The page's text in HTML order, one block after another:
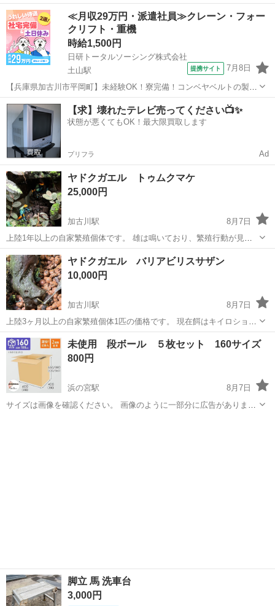
です。 雌雄判別不可です。 直接手渡し希望です。
兵庫 加古川市 加古川駅 その他
≪月収29万円・派遣社員≫クレーン・フォー
クリフト・重機
時給1,500円
日研トータルソーシング株式会社
土山駅
提携サイト 7月8日
【兵庫県加古川市平岡町】未経験OK！寮完備！コンベヤベルトの製造
《お仕事No.8A091》 お仕事について ベルトコンベアに使われるベル
ト部分のゴム製品の製造です。具体的には原料の投入や撹拌作業、ゴ
ムの圧着作業など機械のオ...
兵庫 加古川市 土山駅
【求】壊れたテレビ売ってください📺✨
状態が悪くてもOK！最大限買取します
プリフラ Ad
ヤドクガエル トゥムクマケ
25,000円
加古川駅
8月7日
上陸1年以上の自家繁殖個体です。 雄は鳴いており、繁殖行動が見ら
れペア確定です。 1匹の価格となりますが、ペアで¥40,000とします。
餌はトリニドショウジョウバエです。 直接手渡し希望です。 よろしく
お願いします。
兵庫 加古川市 加古川駅 その他 ヤドクガエル
ヤドクガエル バリアビリスサザン
10,000円
加古川駅
8月7日
上陸3ヶ月以上の自家繁殖個体1匹の価格です。 現在餌はキイロショウ
ジョウバエを与えています。 （成体はトリニドも普通に食べます） 雌
雄判別不可です。 神戸〜加古川間で直接手渡し希望です。
兵庫 加古川市 加古川駅 その他 ヤドクガエル
未使用 段ボール ５枚セット 160サイズ
800円
浜の宮駅
8月7日
サイズは画像を確認ください。 画像のように一部分に広告がありま
脚立 馬 洗車台
3,000円